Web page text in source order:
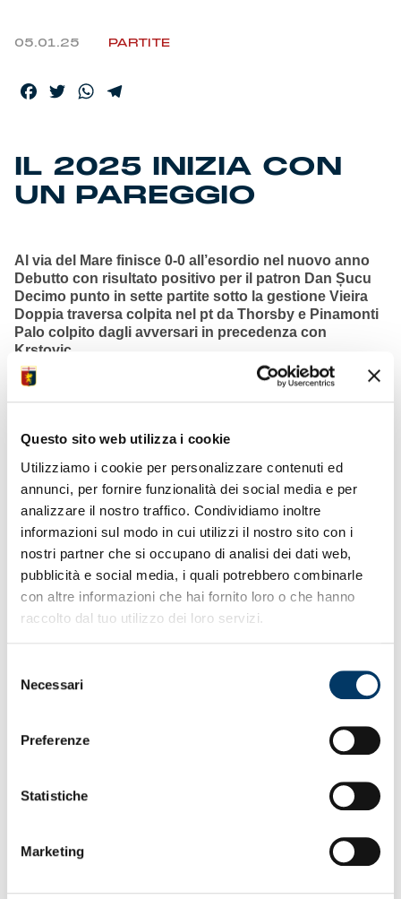
Questo sito web utilizza i cookie
Utilizziamo i cookie per personalizzare contenuti ed
annunci, per fornire funzionalità dei social media e per
analizzare il nostro traffico. Condividiamo inoltre
informazioni sul modo in cui utilizzi il nostro sito con i
nostri partner che si occupano di analisi dei dati web,
pubblicità e social media, i quali potrebbero combinarle
con altre informazioni che hai fornito loro o che hanno
raccolto dal tuo utilizzo dei loro servizi.
delNecessari
Preferenze
Statistiche
Marketing
05.01.25 PARTITE
Facebook
TwitterWhatsApp
IL 2025 INIZIA CON
UN PAREGGIO
Al via del Mare finisce 0-0 all’esordio nel nuovo anno
Debutto con risultato positivo per il patron Dan Șucu
Decimo punto in sette partite sotto la gestione Vieira
Doppia traversa colpita nel pt da Thorsby e Pinamonti
Palo colpito dagli avversari in precedenza con
Krstovic
Un minuto di raccoglimento in memoria di Aldo
Agroppi
Squadra sotto il settore ospiti per ringraziare i tifosi
TRASFERTA
– Nella calza fila un dolcetto. L’undicesimo
quinto clean-sheet, nelle sette sotto la conduzione di
Patrick Vieira. Il Grifone torna dalla Puglia con un pareggio
scotta. Missione compiuta. Un passo avanti sulla strada
della salvezza, in attesa di abbattere il tabù del primo
successo interno. “Siamo stati solidi, organizzati e uniti” il
ed è meritato contro una buona squadra e su un campo